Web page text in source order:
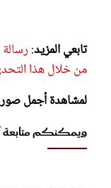
تابعي المزيد:
من خلال هذا
لمشاهدة أجمل صور
ويمكنكم متابعة